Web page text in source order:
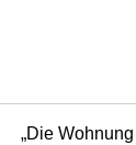
„Die